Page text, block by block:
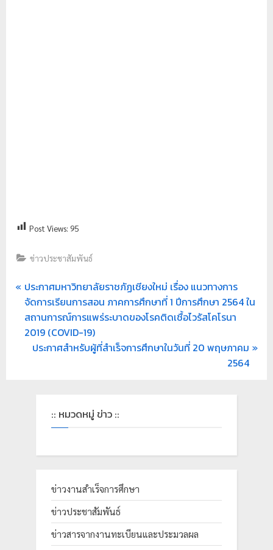
Post Views: 95
ข่าวประชาสัมพันธ์
ประกาศมหาวิทยาลัยราชภัฏเชียงใหม่ เรื่อง แนวทางการ
จัดการเรียนการสอน ภาคการศึกษาที่ 1 ปีการศึกษา 2564 ใน
สถานการณ์การแพร่ระบาดของโรคติดเชื้อไวรัสโคโรนา
2019 (COVID-19)
ประกาศสำหรับผู้ที่สำเร็จการศึกษาในวันที่ 20 พฤษภาคม
2564
:: หมวดหมู่ ข่าว ::
ข่าวงานสำเร็จการศึกษา
ข่าวประชาสัมพันธ์
ข่าวสารจากงานทะเบียนและประมวลผล